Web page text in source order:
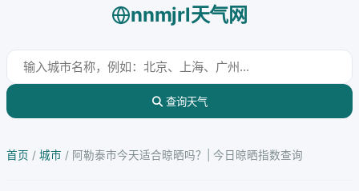
nnmjrl天气网
查询天气
首页 / 城市 / 阿勒泰市今天适合晾晒吗？| 今日晾晒指数查询